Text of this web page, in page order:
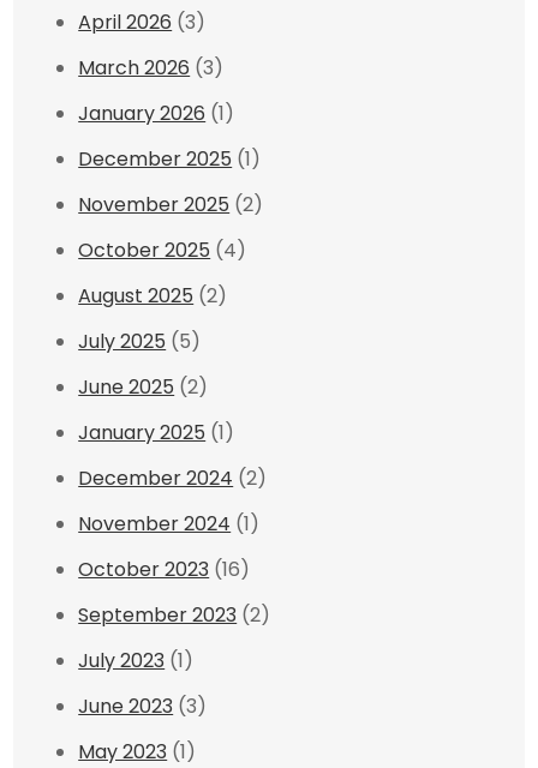
April 2026 (3)
March 2026 (3)
January 2026 (1)
December 2025 (1)
November 2025 (2)
October 2025 (4)
August 2025 (2)
July 2025 (5)
June 2025 (2)
January 2025 (1)
December 2024 (2)
November 2024 (1)
October 2023 (16)
September 2023 (2)
July 2023 (1)
June 2023 (3)
May 2023 (1)